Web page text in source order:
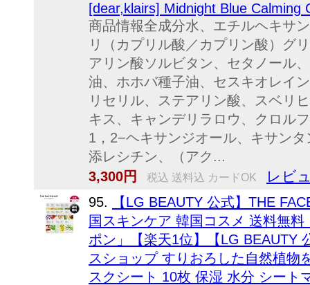
[dear,klairs] Midnight Blue Calming
商品情報全成分水、エチルヘキサ
リ（カプリル酸／カプリン酸）グ
アリン酸ソルビタン、セタノール
油、ホホバ種子油、セスキオレイ
リセリル、ステアリン酸、スベリ
キス、キャンデリラロウ、クロル
1，2−ヘキサンジオール、キサン
添レシチン、（アク...
3,300円
税込 送料込 カードOK レビ
95.
【LG BEAUTY 公式】THE
国スキンケア 韓国コスメ 送料無
ポン」【楽天1位】【LG BEAUTY
スショップ すりおろした自然植物
スクシート 10枚 保湿 水分 シート